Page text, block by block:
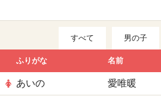
すべて 男の子
ふりがな 名前
あいの 愛唯暖